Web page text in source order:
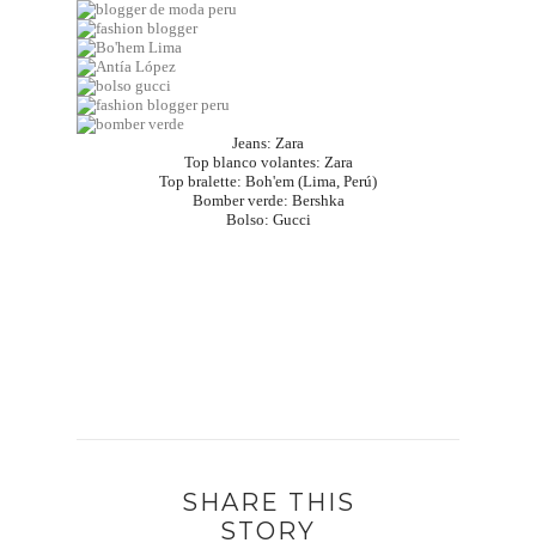
Jeans: Zara
Top blanco volantes: Zara
Top bralette: Boh'em (Lima, Perú)
Bomber verde: Bershka
Bolso: Gucci
SHARE THIS
STORY